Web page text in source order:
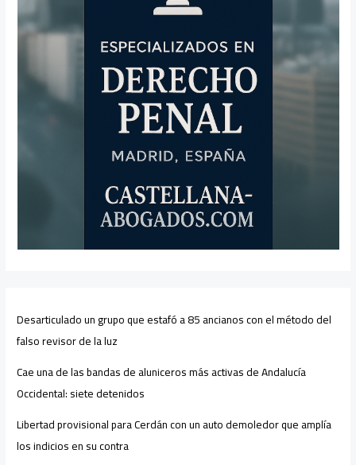
Desarticulado un grupo que estafó a 85 ancianos con el método del
falso revisor de la luz
Cae una de las bandas de aluniceros más activas de Andalucía
Occidental: siete detenidos
Libertad provisional para Cerdán con un auto demoledor que amplía
los indicios en su contra